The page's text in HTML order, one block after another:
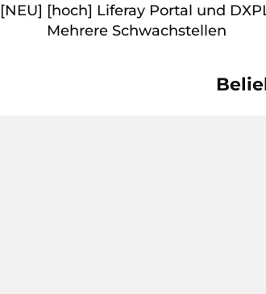
[NEU] [hoch] Liferay Portal und
Mehrere Schwachstellen